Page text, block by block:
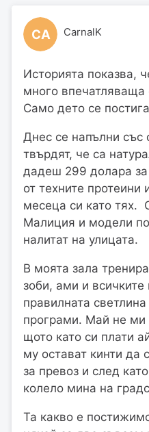
CA CarnalK
Историята показва,
много впечатляваща
Само дето се
Днес се напълни със
твърдят, че са
дадеш 299 долара
от техните протеини
месеца си като тях.
Малиция и модели
налитат на улицата.
В моята зала
зоби, ами и
правилната
програми. Май не ми
щото като си плати
му остават кинти да
за превоз и след
колело мина на
Та какво е